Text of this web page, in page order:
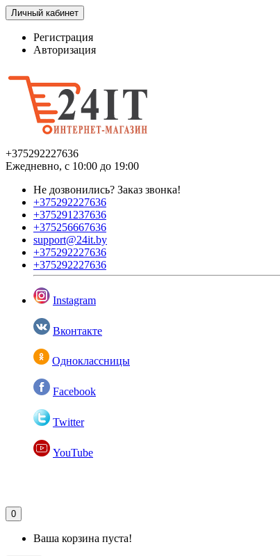
Личный кабинет
Регистрация
Авторизация
+375292227636
Ежедневно, с 10:00 до 19:00
Не дозвонились? Заказ звонка!
+375292227636
+375291237636
+375256667636
support@24it.by
+375292227636
+375292227636
Instagram
Вконтакте
Одноклассницы
Facebook
Twitter
YouTube
0
Ваша корзина пуста!